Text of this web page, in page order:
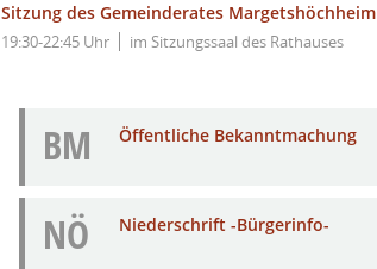
Sitzung des Gemeinderates Margetshöchheim
19:30-22:45 Uhr im Sitzungssaal des Rathauses
BM Öffentliche Bekanntmachung
NÖ Niederschrift -Bürgerinfo-